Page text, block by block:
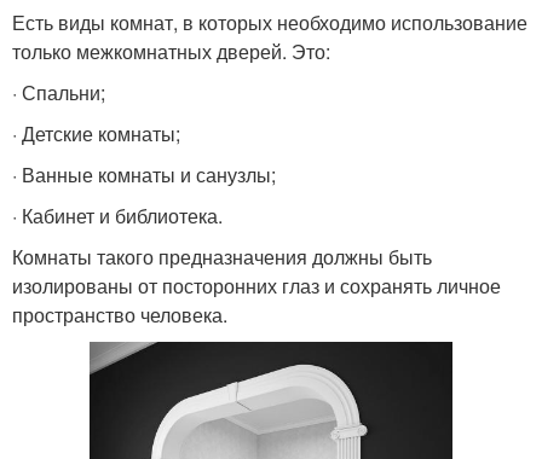
Есть виды комнат, в которых необходимо использование
только межкомнатных дверей. Это:
· Спальни;
· Детские комнаты;
· Ванные комнаты и санузлы;
· Кабинет и библиотека.
Комнаты такого предназначения должны быть
изолированы от посторонних глаз и сохранять личное
пространство человека.